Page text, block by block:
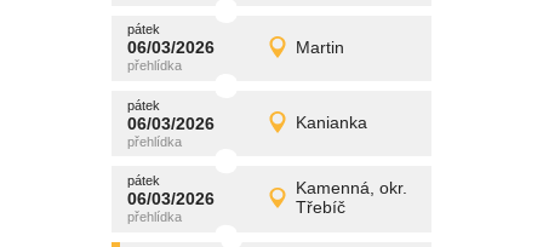
pátek
06/03/2026 Martin
pátek
06/03/2026 Detail
promítání
pátek
06/03/2026 Kanianka
pátek
06/03/2026 Detail
promítání
pátek
06/03/2026
Kamenná, okr.
Třebíč
pátek
06/03/2026 Detail
promítání